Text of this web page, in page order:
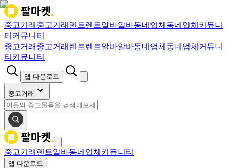
중고거래 중고거래 렌트렌트알바알바동네업체 동네업체 커뮤니
티 커뮤니티
중고거래 중고거래 렌트렌트알바알바동네업체 동네업체 커뮤니
티 커뮤니티
앱 다운로드
중고거래
중고거래 렌트알바동네업체 커뮤니티
앱 다운로드